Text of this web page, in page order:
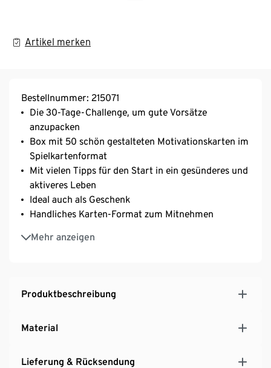
Artikel merken
Bestellnummer: 215071
Die 30-Tage-Challenge, um gute Vorsätze
anzupacken
Box mit 50 schön gestalteten Motivationskarten im
Spielkartenformat
Mit vielen Tipps für den Start in ein gesünderes und
aktiveres Leben
Ideal auch als Geschenk
Handliches Karten-Format zum Mitnehmen
Mehr anzeigen
Ein Produkt vom riva Verlag
Produktbeschreibung
Material
Lieferung & Rücksendung